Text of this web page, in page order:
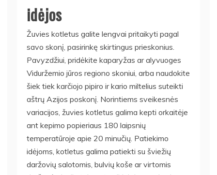
idėjos
Žuvies kotletus galite lengvai pritaikyti pagal
savo skonį, pasirinkę skirtingus prieskonius.
Pavyzdžiui, pridėkite kaparyžas ar alyvuoges
Viduržemio jūros regiono skoniui, arba naudokite
šiek tiek karčiojo pipiro ir kario miltelius suteikti
aštrų Azijos poskonį. Norintiems sveikesnės
variacijos, žuvies kotletus galima kepti orkaitėje
ant kepimo popieriaus 180 laipsnių
temperatūroje apie 20 minučių. Patiekimo
idėjoms, kotletus galima patiekti su šviežių
daržovių salotomis, bulvių koše ar virtomis